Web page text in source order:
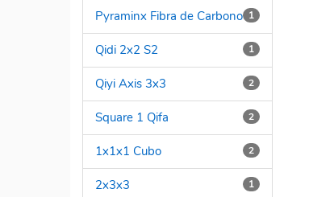
1
Pyraminx Fibra de Carbono
1
Qidi 2x2 S2
2
Qiyi Axis 3x3
2
Square 1 Qifa
2
1x1x1 Cubo
1
2x3x3